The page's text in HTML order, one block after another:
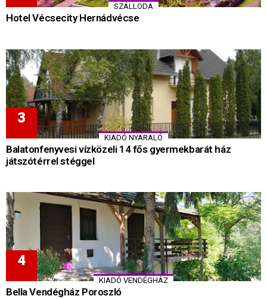
SZÁLLODA
Hotel Vécsecity Hernádvécse
KIADÓ NYARALÓ
Balatonfenyvesi vízközeli 14 fős gyermekbarát ház
játszótérrel stéggel
KIADÓ VENDÉGHÁZ
Bella Vendégház Poroszló